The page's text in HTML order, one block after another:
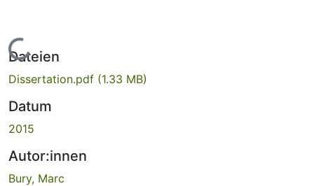
Lade...
Dateien
Dissertation.pdf (1.33 MB)
Datum
2015
Autor:innen
Bury, Marc